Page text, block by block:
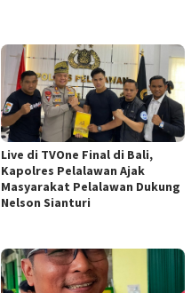
Live di TVOne Final di Bali,
Kapolres Pelalawan Ajak
Masyarakat Pelalawan Dukung
Nelson Sianturi